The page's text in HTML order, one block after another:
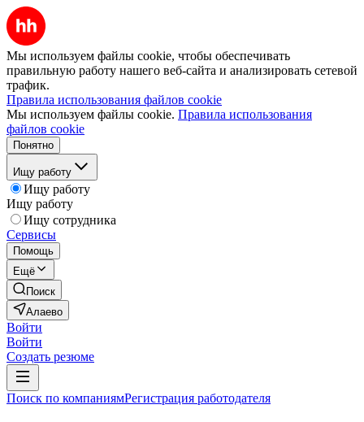
Мы используем файлы cookie, чтобы обеспечивать
правильную работу нашего веб-сайта и анализировать сетевой
трафик.
Правила использования файлов cookie
Мы используем файлы cookie. Правила использования
файлов cookie
Понятно
Ищу работу
Ищу работу
Ищу работу
Ищу сотрудника
Сервисы
Помощь
Ещё
Поиск
Алаево
Войти
Войти
Создать резюме
Поиск по компаниямРегистрация работодателя